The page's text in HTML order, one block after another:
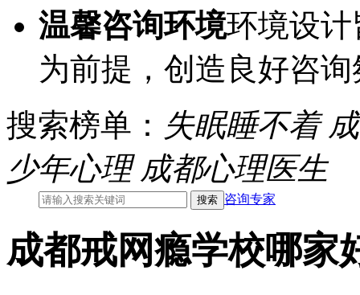
温馨咨询环境环境设
为前提，创造良好咨
搜索榜单： 失眠睡不着
少年心理 成都心理医生
咨询专家
成都戒网瘾学校哪家